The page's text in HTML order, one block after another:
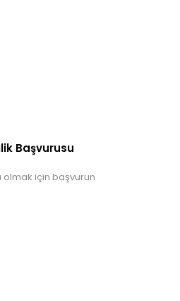
Başvurusu
olmak için başvurun